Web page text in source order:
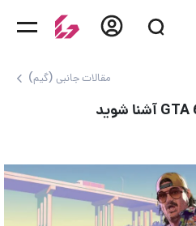
مقالات جانبی (گیم)